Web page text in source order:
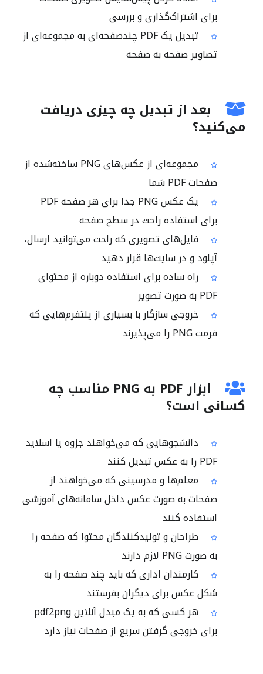
برای اشتراک‌گذاری و بررسی
تبدیل یک PDF چندصفحه‌ای به مجموعه‌ای از
تصاویر صفحه به صفحه
بعد از تبدیل چه چیزی دریافت
می‌کنید؟
مجموعه‌ای از عکس‌های PNG ساخته‌شده از
صفحات PDF شما
یک عکس PNG جدا برای هر صفحه PDF
برای استفاده راحت در سطح صفحه
فایل‌های تصویری که راحت می‌توانید ارسال،
آپلود و در سایت‌ها قرار دهید
راه ساده برای استفاده دوباره از محتوای
PDF به صورت تصویر
خروجی سازگار با بسیاری از پلتفرم‌هایی که
فرمت PNG را می‌پذیرند
ابزار PDF به PNG مناسب چه
کسانی است؟
دانشجوهایی که می‌خواهند جزوه یا اسلاید
PDF را به عکس تبدیل کنند
معلم‌ها و مدرسینی که می‌خواهند از
صفحات به صورت عکس داخل سامانه‌های آموزشی
استفاده کنند
طراحان و تولیدکنندگان محتوا که صفحه را
به صورت PNG لازم دارند
کارمندان اداری که باید چند صفحه را به
شکل عکس برای دیگران بفرستند
هر کسی که به یک مبدل آنلاین pdf2png
برای خروجی گرفتن سریع از صفحات نیاز دارد